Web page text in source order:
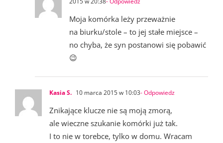
Moja komórka leży przeważnie
na biurku/stole – to jej stałe miejsce –
no chyba, że syn postanowi się pobawić
😉
Kasia S. 10 marca 2015 w 10:03- Odpowiedz
Znikające klucze nie są moją zmorą,
ale wieczne szukanie komórki już tak.
I to nie w torebce, tylko w domu. Wracam